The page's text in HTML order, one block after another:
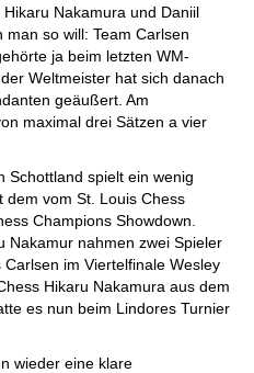
Nakamura und Daniil
so will: Team Carlsen
ja beim letzten WM-
Weltmeister hat sich danach
geäußert. Am
maximal drei Sätzen a vier
Schottland spielt ein wenig
dem vom St. Louis Chess
Champions Showdown.
Nakamur nahmen zwei Spieler
im Viertelfinale Wesley
Hikaru Nakamura aus dem
es nun beim Lindores Turnier
wieder eine klare